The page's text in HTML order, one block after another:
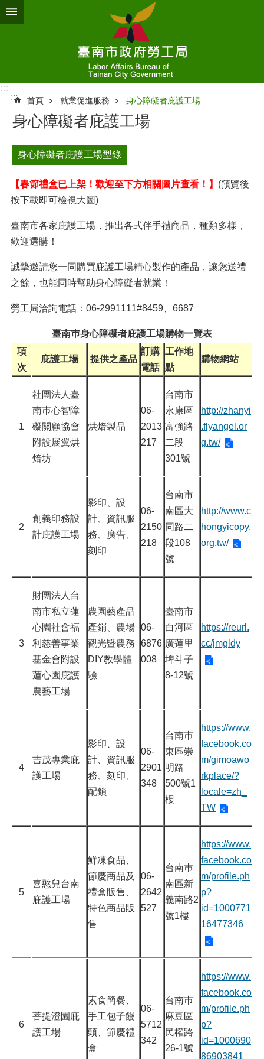
跳到主要內容區塊
:::
:::
首頁 就業促進服務 身心障礙者庇護工場
身心障礙者庇護工場
身心障礙者庇護工場型錄
【春節禮盒已上架！歡迎至下方相關圖片查看！】 (預覽後
按下載即可檢視大圖)
臺南市各家庇護工場，推出各式伴手禮商品，種類多樣，
歡迎選購！
誠摯邀請您一同購買庇護工場精心製作的產品，讓您送禮
之餘，也能同時幫助身心障礙者就業！
勞工局洽詢電話：06-2991111#8459、6687
臺南巿身心障礙者庇護工場購物一覽表
項
次
庇護工場 提供之產品
訂購
電話
工作地
點
購物網站
1
社團法人臺
南巿心智障
礙關顧協會
附設展翼烘
焙坊
烘焙製品
06-
2013
217
台南市
永康區
富強路
二段
301號
http://zhanyi
.flyangel.or
g.tw/
2
創義印務設
計庇護工場
影印、設
計、資訊服
務、廣告、
刻印
06-
2150
218
台南市
南區大
同路二
段108
號
http://www.c
hongyicopy.
org.tw/
3
財團法人台
南市私立蓮
心園社會福
利慈善事業
基金會附設
蓮心園庇護
農藝工場
農園藝產品
產銷、農場
觀光暨農務
DIY教學體
驗
06-
6876
008
臺南市
白河區
廣蓮里
埤斗子
8-12號
https://reurl.
cc/jmgldy
4
吉茂專業庇
護工場
影印、設
計、資訊服
務、刻印、
配鎖
06-
2901
348
台南巿
東區崇
明路
500號1
樓
https://www.
facebook.co
m/gimoawo
rkplace/?
locale=zh_
TW
5
喜憨兒台南
庇護工場
鮮凍食品、
節慶商品及
禮盒販售、
特色商品販
售
06-
2642
527
台南巿
南區新
義南路2
號1樓
https://www.
facebook.co
m/profile.ph
p?
id=1000771
16477346
6
菩提澄園庇
護工場
素食簡餐、
手工包子饅
頭、節慶禮
盒
06-
5712
342
台南巿
麻豆區
民權路
26-1號
https://www.
facebook.co
m/profile.ph
p?
id=1000690
86903841